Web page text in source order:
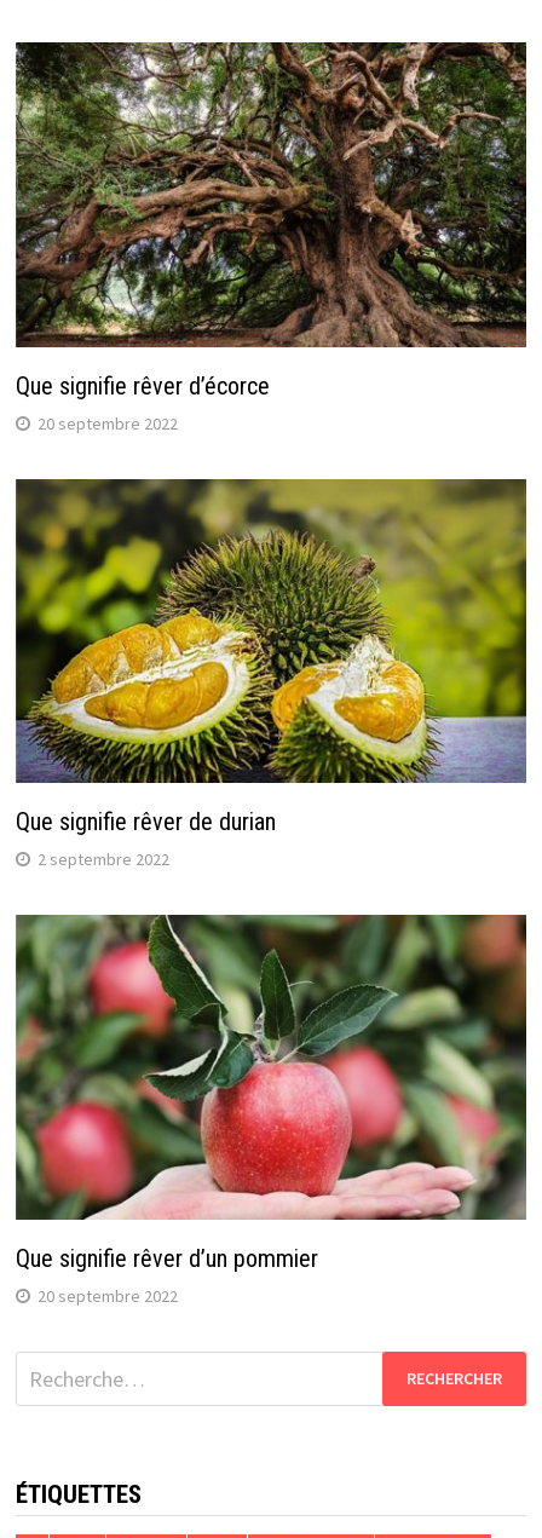
Que signifie rêver d’écorce
20 septembre 2022
Que signifie rêver de durian
2 septembre 2022
Que signifie rêver d’un pommier
20 septembre 2022
Rechercher :
ÉTIQUETTES